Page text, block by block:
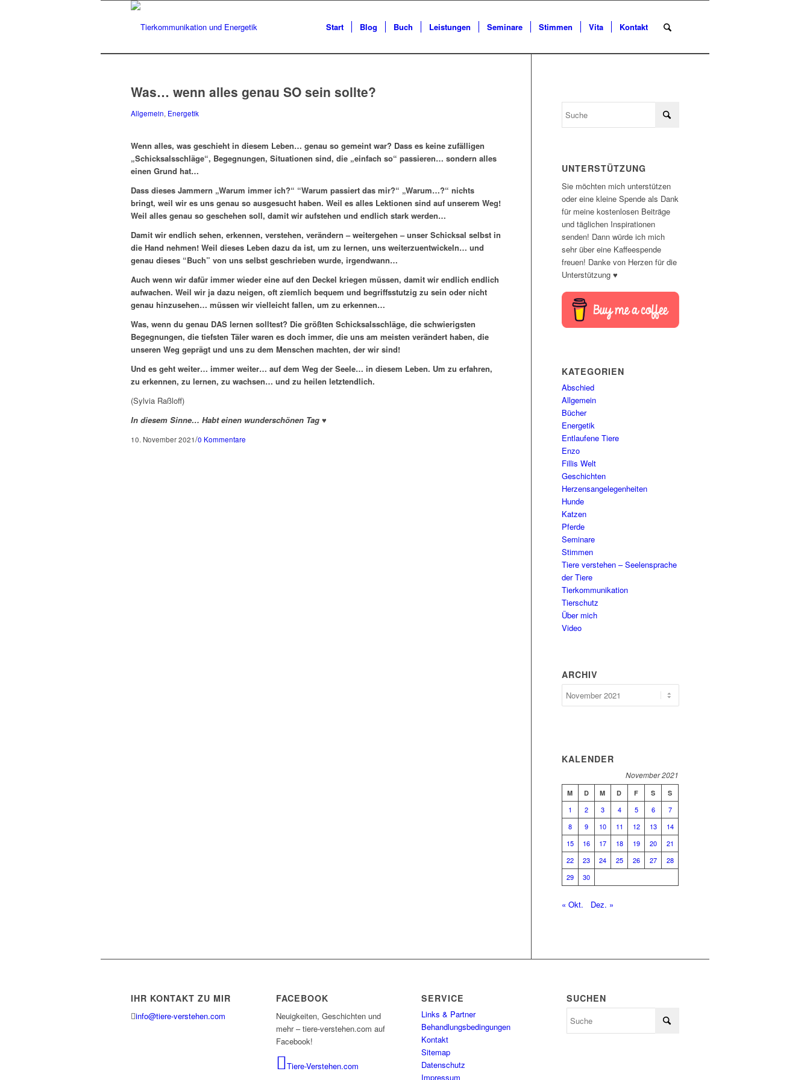
Start Blog Buch Leistungen Seminare Stimmen Vita Kontakt
Was… wenn alles genau SO sein sollte?
Allgemein, Energetik
Wenn alles, was geschieht in diesem Leben… genau so gemeint war? Dass es keine zufälligen
„Schicksalsschläge“, Begegnungen, Situationen sind, die „einfach so“ passieren… sondern alles
einen Grund hat…
Dass dieses Jammern „Warum immer ich?“ “Warum passiert das mir?“ „Warum…?“ nichts
bringt, weil wir es uns genau so ausgesucht haben. Weil es alles Lektionen sind auf unserem Weg!
Weil alles genau so geschehen soll, damit wir aufstehen und endlich stark werden…
Damit wir endlich sehen, erkennen, verstehen, verändern – weitergehen – unser Schicksal selbst in
die Hand nehmen! Weil dieses Leben dazu da ist, um zu lernen, uns weiterzuentwickeln… und
genau dieses “Buch” von uns selbst geschrieben wurde, irgendwann…
Auch wenn wir dafür immer wieder eine auf den Deckel kriegen müssen, damit wir endlich endlich
aufwachen. Weil wir ja dazu neigen, oft ziemlich bequem und begriffsstutzig zu sein oder nicht
genau hinzusehen… müssen wir vielleicht fallen, um zu erkennen…
Was, wenn du genau DAS lernen solltest? Die größten Schicksalsschläge, die schwierigsten
Begegnungen, die tiefsten Täler waren es doch immer, die uns am meisten verändert haben, die
unseren Weg geprägt und uns zu dem Menschen machten, der wir sind!
Und es geht weiter… immer weiter… auf dem Weg der Seele… in diesem Leben. Um zu erfahren,
zu erkennen, zu lernen, zu wachsen… und zu heilen letztendlich.
(Sylvia Raßloff)
In diesem Sinne… Habt einen wunderschönen Tag ♥
10. November 2021/0 Kommentare
UNTERSTÜTZUNG
Sie möchten mich unterstützen
oder eine kleine Spende als Dank
für meine kostenlosen Beiträge
und täglichen Inspirationen
senden! Dann würde ich mich
sehr über eine Kaffeespende
freuen! Danke von Herzen für die
Unterstützung ♥
KATEGORIEN
Abschied
Allgemein
Bücher
Energetik
Entlaufene Tiere
Enzo
Fillis Welt
Geschichten
Herzensangelegenheiten
Hunde
Katzen
Pferde
Seminare
Stimmen
Tiere verstehen – Seelensprache
der Tiere
Tierkommunikation
Tierschutz
Über mich
Video
ARCHIV
KALENDER
November 2021
M D M D F S S
1 2 3 4 5 6
7
8
9 10 11 12 13
14
15
16 17 18 19 20
21
22
23 24 25 26 27
28
29
30
« Okt. Dez. »
IHR KONTAKT ZU MIR
info@tiere-verstehen.com
FACEBOOK
Neuigkeiten, Geschichten und
mehr – tiere-verstehen.com auf
Facebook!
Tiere-Verstehen.com
SERVICE
Links & Partner
Behandlungsbedingungen
Kontakt
Sitemap
Datenschutz
Impressum
SUCHEN